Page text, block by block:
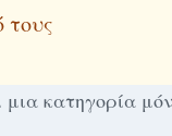
τους
κατηγορία